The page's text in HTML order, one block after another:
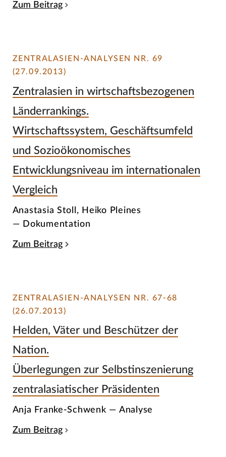
Zum Beitrag
ZENTRALASIEN-ANALYSEN NR. 69
(27.09.2013)
Zentralasien in wirtschaftsbezogenen
Länderrankings.
Wirtschaftssystem, Geschäftsumfeld
und Sozioökonomisches
Entwicklungsniveau im internationalen
Vergleich
Anastasia Stoll, Heiko Pleines
— Dokumentation
Zum Beitrag
ZENTRALASIEN-ANALYSEN NR. 67-68
(26.07.2013)
Helden, Väter und Beschützer der
Nation.
Überlegungen zur Selbstinszenierung
zentralasiatischer Präsidenten
Anja Franke-Schwenk — Analyse
Zum Beitrag